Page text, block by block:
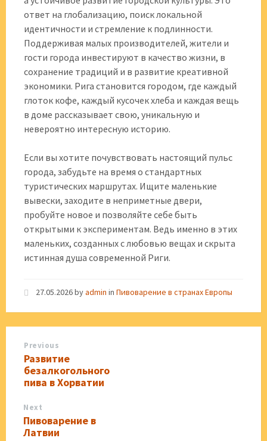
ответ на глобализацию, поиск локальной
идентичности и стремление к подлинности.
Поддерживая малых производителей, жители и
гости города инвестируют в качество жизни, в
сохранение традиций и в развитие креативной
экономики. Рига становится городом, где каждый
глоток кофе, каждый кусочек хлеба и каждая вещь
в доме рассказывает свою, уникальную и
невероятно интересную историю.
Если вы хотите почувствовать настоящий пульс
города, забудьте на время о стандартных
туристических маршрутах. Ищите маленькие
вывески, заходите в неприметные двери,
пробуйте новое и позволяйте себе быть
открытыми к экспериментам. Ведь именно в этих
маленьких, созданных с любовью вещах и скрыта
истинная душа современной Риги.
27.05.2026byadmin in Пивоварение в странах Европы
Previous
Развитие
безалкогольного
пива в Хорватии
Next
Пивоварение в
Латвии